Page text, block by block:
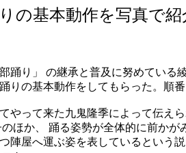
基本動作を写真で紹
踊り」 の継承と普及に努めている
りの基本動作をしてもらった。順
やって来た九鬼隆季によって伝え
ほか、 踊る姿勢が全体的に前かが
陣屋へ運ぶ姿を表しているという